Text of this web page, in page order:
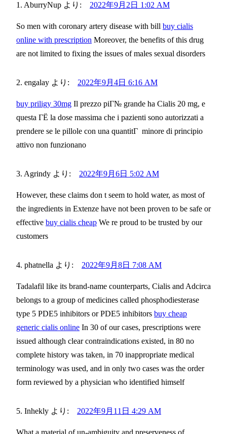
AburryNup より: 2022年9月2日 1:02 AM
So men with coronary artery disease with bill buy cialis
online with prescription Moreover, the benefits of this drug
are not limited to fixing the issues of males sexual disorders
engalay より: 2022年9月4日 6:16 AM
buy priligy 30mg Il prezzo piГ№ grande ha Cialis 20 mg, e
questa ГЁ la dose massima che i pazienti sono autorizzati a
prendere se le pillole con una quantitГ minore di principio
attivo non funzionano
Agrindy より: 2022年9月6日 5:02 AM
However, these claims don t seem to hold water, as most of
the ingredients in Extenze have not been proven to be safe or
effective buy cialis cheap We re proud to be trusted by our
customers
phatnella より: 2022年9月8日 7:08 AM
Tadalafil like its brand-name counterparts, Cialis and Adcirca
belongs to a group of medicines called phosphodiesterase
type 5 PDE5 inhibitors or PDE5 inhibitors buy cheap
generic cialis online In 30 of our cases, prescriptions were
issued although clear contraindications existed, in 80 no
complete history was taken, in 70 inappropriate medical
terminology was used, and in only two cases was the order
form reviewed by a physician who identified himself
Inhekly より: 2022年9月11日 4:29 AM
What a material of un-ambiguity and preserveness of